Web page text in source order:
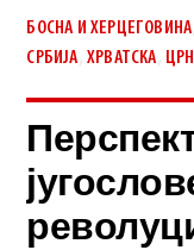
БОСНА И ХЕРЦЕГОВИНА
СРБИЈА ,ХРВАТСКА